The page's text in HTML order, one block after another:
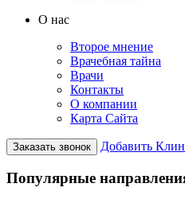
О нас
Второе мнение
Врачебная тайна
Врачи
Контакты
О компании
Карта Сайта
Заказать звонок Добавить
Популярные